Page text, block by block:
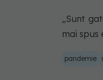
„Sunt
mai spus
pandemie